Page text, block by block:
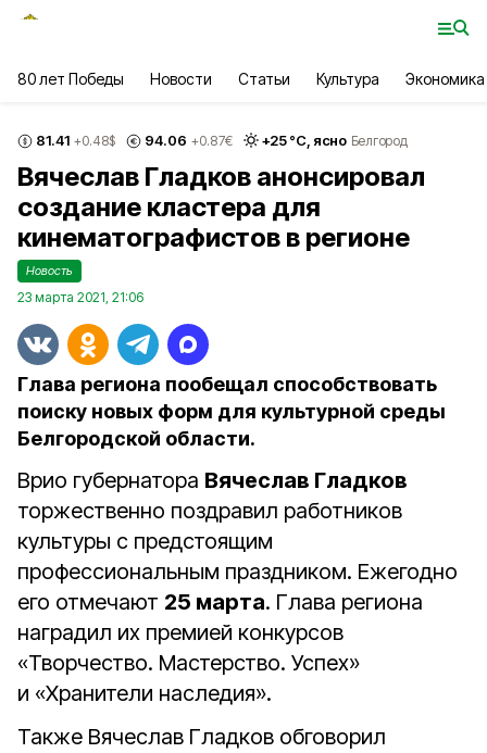
80 лет Победы Новости Статьи Культура Экономика
81.41 +0.48$ 94.06 +0.87€ +25°С, ясно Белгород
Вячеслав Гладков анонсировал
создание кластера для
кинематографистов в регионе
Новость
23 марта 2021, 21:06
Глава региона пообещал способствовать
поиску новых форм для культурной среды
Белгородской области.
Врио губернатора Вячеслав Гладков
торжественно поздравил работников
культуры с предстоящим
профессиональным праздником. Ежегодно
его отмечают 25 марта. Глава региона
наградил их премией конкурсов
«Творчество. Мастерство. Успех»
и «Хранители наследия».
Также Вячеслав Гладков обговорил